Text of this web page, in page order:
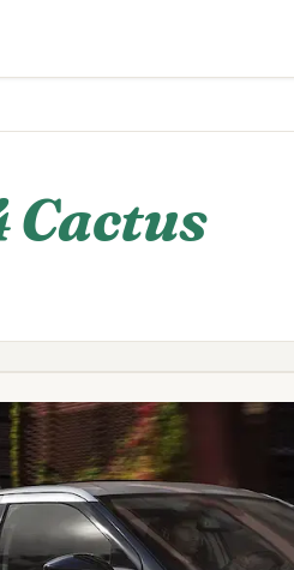
Cactus